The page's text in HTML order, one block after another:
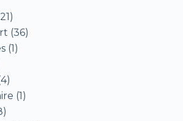
(36)
(1)
(1)